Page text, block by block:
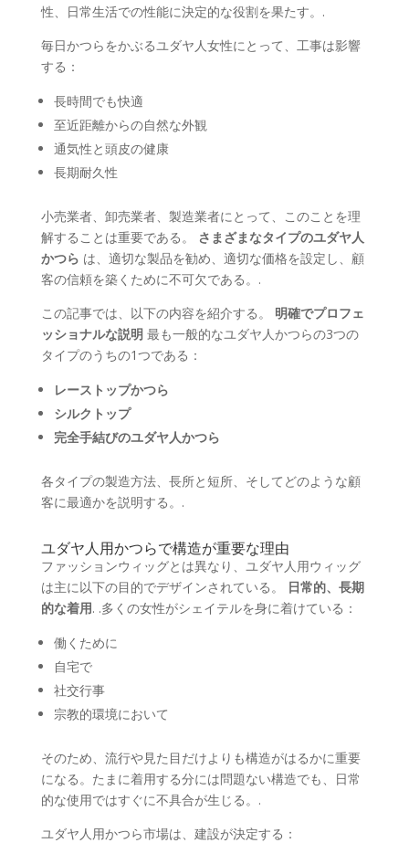
性、日常生活での性能に決定的な役割を果たす。.
毎日かつらをかぶるユダヤ人女性にとって、工事は影響
する：
長時間でも快適
至近距離からの自然な外観
通気性と頭皮の健康
長期耐久性
小売業者、卸売業者、製造業者にとって、このことを理
解することは重要である。
さまざまなタイプのユダヤ人
かつら は、適切な製品を勧め、適切な価格を設定し、顧
客の信頼を築くために不可欠である。.
この記事では、以下の内容を紹介する。 明確でプロフェ
ッショナルな説明最も一般的なユダヤ人かつらの3つの
タイプのうちの1つである：
レーストップかつら
シルクトップ
完全手結びのユダヤ人かつら
各タイプの製造方法、長所と短所、そしてどのような顧
客に最適かを説明する。.
ユダヤ人用かつらで構造が重要な理由
ファッションウィッグとは異なり、ユダヤ人用ウィッグ
は主に以下の目的でデザインされている。
日常的、長期
的な着用. .多くの女性がシェイテルを身に着けている：
働くために
自宅で
社交行事
宗教的環境において
そのため、流行や見た目だけよりも構造がはるかに重要
になる。たまに着用する分には問題ない構造でも、日常
的な使用ではすぐに不具合が生じる。.
ユダヤ人用かつら市場は、建設が決定する：